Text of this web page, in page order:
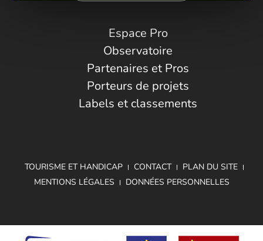
Espace Pro
Observatoire
Partenaires et Pros
Porteurs de projets
Labels et classements
TOURISME ET HANDICAP CONTACT
PLAN DU SITE
MENTIONS LÉGALES
DONNÉES PERSONNELLES